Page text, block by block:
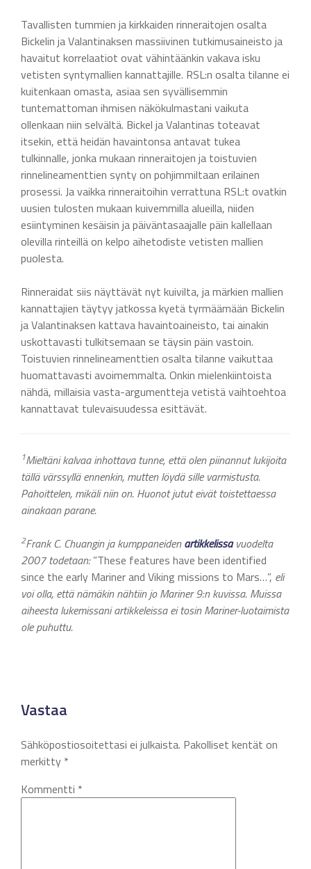
Tavallisten tummien ja kirkkaiden rinneraitojen osalta
Bickelin ja Valantinaksen massiivinen tutkimusaineisto ja
havaitut korrelaatiot ovat vähintäänkin vakava isku
vetisten syntymallien kannattajille. RSL:n osalta tilanne ei
kuitenkaan omasta, asiaa sen syvällisemmin
tuntemattoman ihmisen näkökulmastani vaikuta
ollenkaan niin selvältä. Bickel ja Valantinas toteavat
itsekin, että heidän havaintonsa antavat tukea
tulkinnalle, jonka mukaan rinneraitojen ja toistuvien
rinnelineamenttien synty on pohjimmiltaan erilainen
prosessi. Ja vaikka rinneraitoihin verrattuna RSL:t ovatkin
uusien tulosten mukaan kuivemmilla alueilla, niiden
esiintyminen kesäisin ja päiväntasaajalle päin kallellaan
olevilla rinteillä on kelpo aihetodiste vetisten mallien
puolesta.
Rinneraidat siis näyttävät nyt kuivilta, ja märkien mallien
kannattajien täytyy jatkossa kyetä tyrmäämään Bickelin
ja Valantinaksen kattava havaintoaineisto, tai ainakin
uskottavasti tulkitsemaan se täysin päin vastoin.
Toistuvien rinnelineamenttien osalta tilanne vaikuttaa
huomattavasti avoimemmalta. Onkin mielenkiintoista
nähdä, millaisia vasta-argumentteja vetistä vaihtoehtoa
kannattavat tulevaisuudessa esittävät.
1Mieltäni kalvaa inhottava tunne, että olen piinannut lukijoita
tällä värssyllä ennenkin, mutten löydä sille varmistusta.
Pahoittelen, mikäli niin on. Huonot jutut eivät toistettaessa
ainakaan parane.
2Frank C. Chuangin ja kumppaneidenartikkelissavuodelta
2007 todetaan:”These features have been identified
since the early Mariner and Viking missions to Mars…”, eli
voi olla, että nämäkin nähtiin jo Mariner 9:n kuvissa. Muissa
aiheesta lukemissani artikkeleissa ei tosin Mariner-luotaimista
ole puhuttu.
Vastaa
Sähköpostiosoitettasi ei julkaista. Pakolliset kentät on
merkitty *
Kommentti *